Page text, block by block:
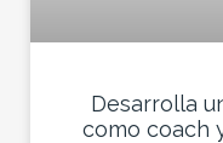
Desarrolla
como coach